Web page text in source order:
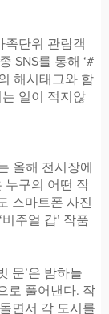
족단위 관람객
SNS를 통해 ‘#
해시태그와 함
일이 적지않
올해 전시장에
누구의 어떤 작
스마트폰 사진
주얼 갑’ 작품
문’은 밤하늘
로 풀어낸다. 작
면서 각 도시를